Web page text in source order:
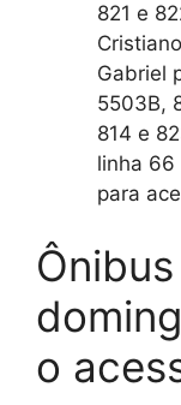
821 e
Gabriel
5503B,
814 e
linha 66
para
o